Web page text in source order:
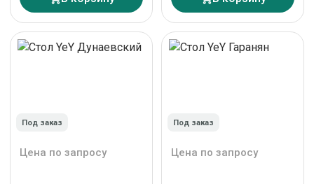
Под заказ
Цена по запросу
Под заказ
Цена по запросу